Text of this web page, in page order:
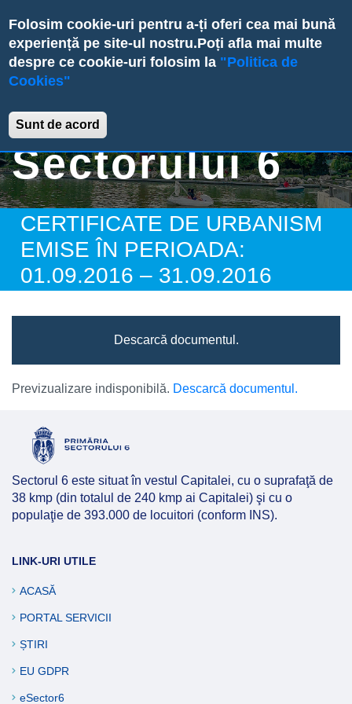
Folosim cookie-uri pentru a-ți oferi cea mai bună
experiență pe site-ul nostru.Poți afla mai multe
despre ce cookie-uri folosim la "Politica de
Cookies"
Sunt de acord
to
main
content
Primăria
Sectorului 6
CERTIFICATE DE URBANISM
EMISE ÎN PERIOADA:
01.09.2016 – 31.09.2016
Descarcă documentul.
Previzualizare indisponibilă. Descarcă documentul.
Sectorul 6 este situat în vestul Capitalei, cu o suprafaţă de
38 kmp (din totalul de 240 kmp ai Capitalei) şi cu o
populaţie de 393.000 de locuitori (conform INS).
LINK-URI UTILE
ACASĂ
PORTAL SERVICII
ȘTIRI
EU GDPR
eSector6